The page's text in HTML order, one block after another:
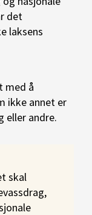
det
laksens
med å
ikke annet er
eller andre.
skal